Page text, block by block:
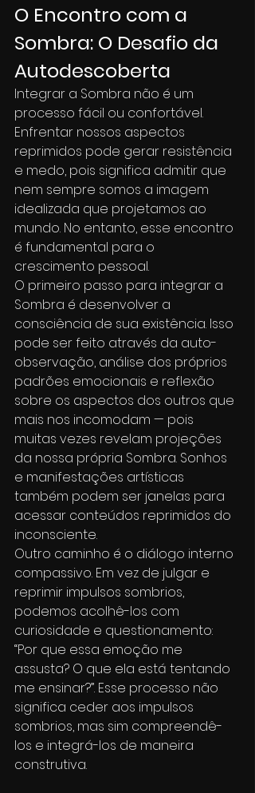
O Encontro com a
Sombra: O Desafio da
Autodescoberta
Integrar a Sombra não é um
processo fácil ou confortável.
Enfrentar nossos aspectos
reprimidos pode gerar resistência
e medo, pois significa admitir que
nem sempre somos a imagem
idealizada que projetamos ao
mundo. No entanto, esse encontro
é fundamental para o
crescimento pessoal.
O primeiro passo para integrar a
Sombra é desenvolver a
consciência de sua existência. Isso
pode ser feito através da auto-
observação, análise dos próprios
padrões emocionais e reflexão
sobre os aspectos dos outros que
mais nos incomodam — pois
muitas vezes revelam projeções
da nossa própria Sombra. Sonhos
e manifestações artísticas
também podem ser janelas para
acessar conteúdos reprimidos do
inconsciente.
Outro caminho é o diálogo interno
compassivo. Em vez de julgar e
reprimir impulsos sombrios,
podemos acolhê-los com
curiosidade e questionamento:
“Por que essa emoção me
assusta? O que ela está tentando
me ensinar?”. Esse processo não
significa ceder aos impulsos
sombrios, mas sim compreendê-
los e integrá-los de maneira
construtiva.